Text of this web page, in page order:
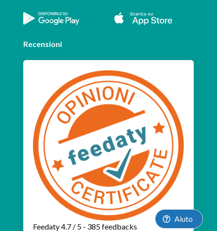
Recensioni
Feedaty4.7 / 5 - 385feedbacks
Aiuto